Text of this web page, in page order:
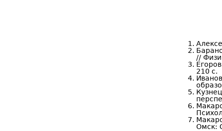
//
210 с.
Омск: